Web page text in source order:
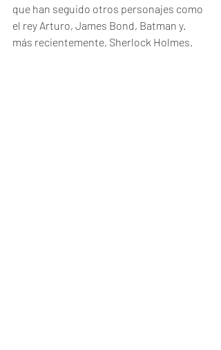
que han seguido otros personajes como
el rey Arturo, James Bond, Batman y.
más recientemente, Sherlock Holmes.